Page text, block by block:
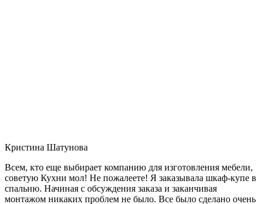
Кристина Шатунова
Всем, кто еще выбирает компанию для изготовления мебели,
советую Кухни мол! Не пожалеете! Я заказывала шкаф-купе в
спальню. Начиная с обсуждения заказа и заканчивая
монтажом никаких проблем не было. Все было сделано очень